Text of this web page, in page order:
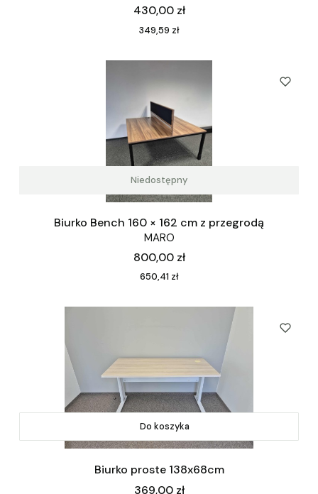
Cena
430,00 zł
Cena
349,59 zł
Niedostępny
Biurko Bench 160 × 162 cm z przegrodą
MARO
Cena
800,00 zł
Cena
650,41 zł
Do koszyka
Biurko proste 138x68cm
Cena
369,00 zł